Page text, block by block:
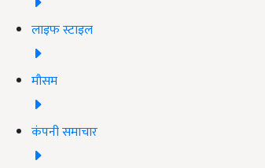
लाइफ स्टाइल
मौसम
कंपनी समाचार